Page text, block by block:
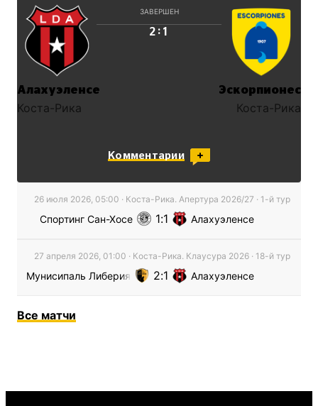
ЗАВЕРШЕН
2 : 1
Алахуэленсе
Коста-Рика
Эскорпионес
Коста-Рика
Комментарии
26 июля 2026, 05:00 · Коста-Рика. Апертура 2026/27 · 1-й тур
Спортинг Сан-Хосе 1 1 Алахуэленсе
27 апреля 2026, 01:00 · Коста-Рика. Клаусура 2026· 18-й тур
Мунисипаль Либерия 2 1 Алахуэленсе
Все матчи